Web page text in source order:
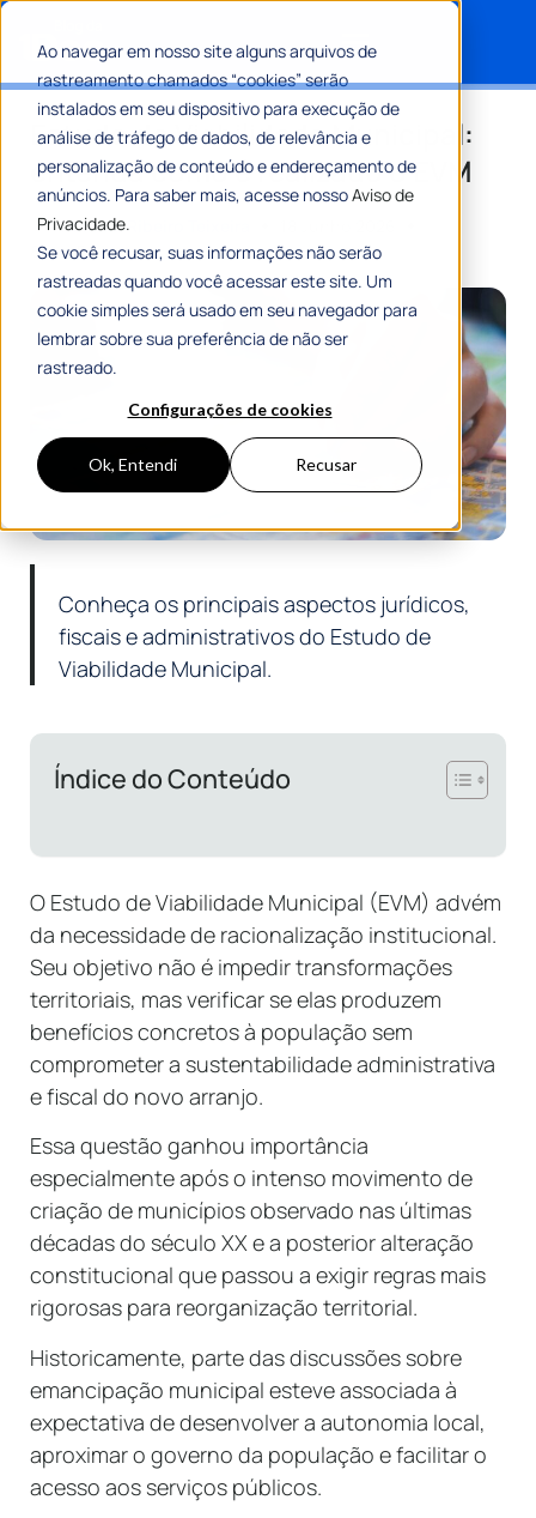
Ao navegar em nosso site alguns arquivos de
rastreamento chamados “cookies” serão
instalados em seu dispositivo para execução de
análise de tráfego de dados, de relevância e
personalização de conteúdo e endereçamento de
anúncios. Para saber mais, acesse nossoAviso de
Privacidade.
Se você recusar, suas informações não serão
rastreadas quando você acessar este site. Um
cookie simples será usado em seu navegador para
lembrar sobre sua preferência de não ser
rastreado.
Configurações de cookies
Ok, Entendi Recusar
Estudo de Viabilidade Municipal:
entenda como é realizado o EVM
PorRomulo Ribeiro Teixeira
8 Min De Leitura
Conheça os principais aspectos jurídicos,
fiscais e administrativos do Estudo de
Viabilidade Municipal.
Índice do Conteúdo
O Estudo de Viabilidade Municipal (EVM) advém
da necessidade de racionalização institucional.
Seu objetivo não é impedir transformações
territoriais, mas verificar se elas produzem
benefícios concretos à população sem
comprometer a sustentabilidade administrativa
e fiscal do novo arranjo.
Essa questão ganhou importância
especialmente após o intenso movimento de
criação de municípios observado nas últimas
décadas do século XX e a posterior alteração
constitucional que passou a exigir regras mais
rigorosas para reorganização territorial.
Historicamente, parte das discussões sobre
emancipação municipal esteve associada à
expectativa de desenvolver a autonomia local,
aproximar o governo da população e facilitar o
acesso aos serviços públicos.